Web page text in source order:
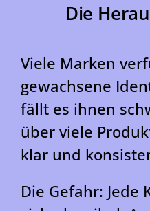
Die
Viele Marken
gewachsene
fällt es ihnen
über viele
klar und
Die Gefahr: